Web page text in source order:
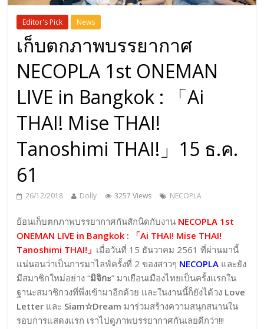
Editor's Pick News
เก็บตกภาพบรรยากาศ
NECOPLA 1st ONEMAN
LIVE in Bangkok : 「Ai
THAI! Mise THAI!
Tanoshimi THAI!」15 ธ.ค.
61
26/12/2018 Dolly 3257 Views NECOPLA
ย้อนเก็บตกภาพบรรยากาศกันสักนิดกับงาน NECOPLA 1st
ONEMAN LIVE in Bangkok : 「Ai THAI! Mise THAI!
Tanoshimi THAI!」 เมื่อวันที่ 15 ธันวาคม 2561 ที่ผ่านมานี้
แน่นอนว่าเป็นการมาไลฟ์ครั้งที่ 2 ของสาวๆ NECOPLA และยัง
มีสมาชิกใหม่อย่าง “มิจิกะ” มาเยือนเมืองไทยเป็นครั้งแรกใน
ฐานะสมาชิกวงที่พึ่งเข้ามาอีกด้วย และในงานนี้ก็ยังได้วง Love
Letter และ Siam☆Dream มาร่วมสร้างความสนุกสนานใน
รอบการแสดงแรก เราไปดูภาพบรรยากาศกันเลยดีกว่า!!!